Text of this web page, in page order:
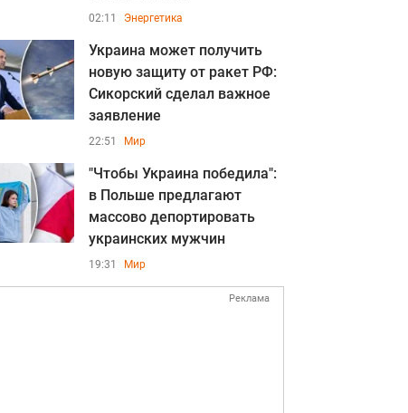
02:11 Энергетика
Украина может получить
новую защиту от ракет РФ:
Сикорский сделал важное
заявление
22:51 Мир
"Чтобы Украина победила":
в Польше предлагают
массово депортировать
украинских мужчин
19:31 Мир
Реклама